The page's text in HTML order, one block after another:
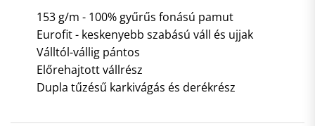
153 g/m - 100% gyűrűs fonású pamut
Eurofit - keskenyebb szabású váll és ujjak
Válltól-vállig pántos
Előrehajtott vállrész
Dupla tűzésű karkivágás és derékrész